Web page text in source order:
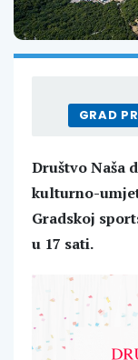
GRAD
Društvo Naša
kulturno-
Gradskoj
u 17 sati.